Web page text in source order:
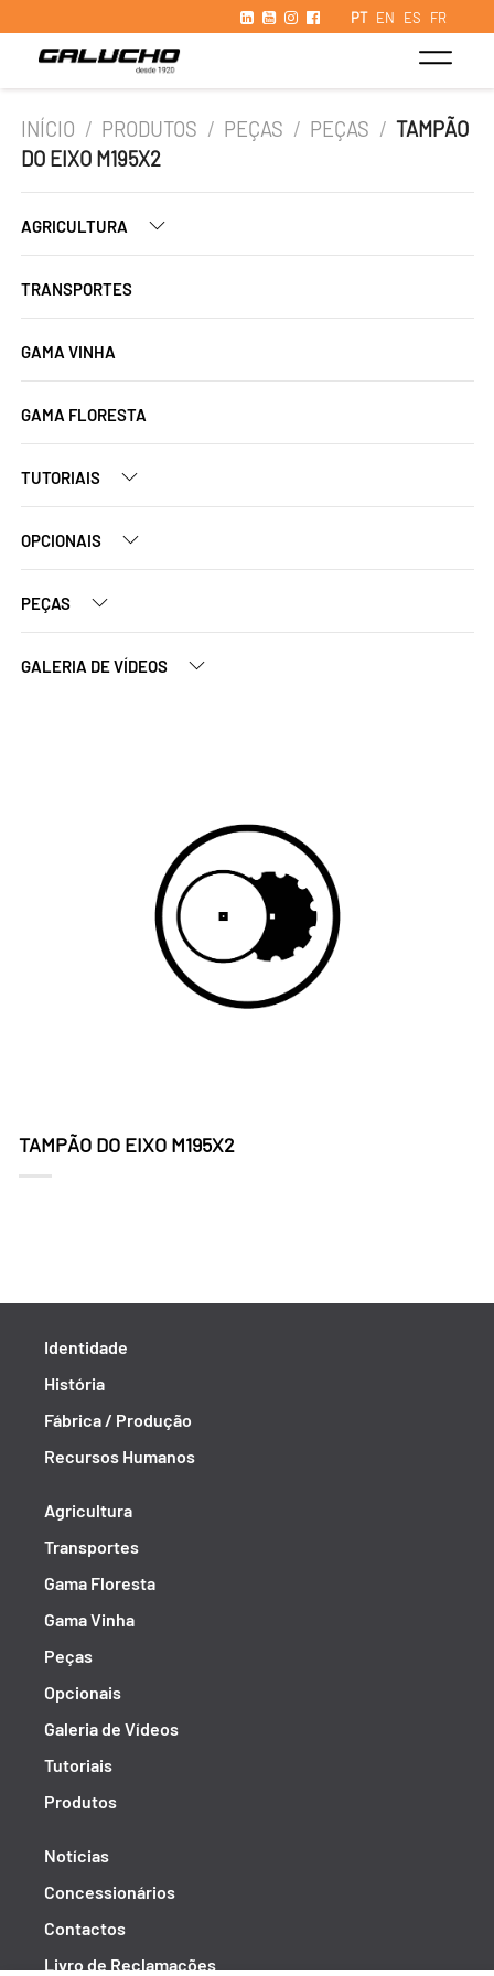
PT EN ES FR
INÍCIO / PRODUTOS / PEÇAS / PEÇAS / TAMPÃO
DO EIXO M195X2
AGRICULTURA
TRANSPORTES
GAMA VINHA
GAMA FLORESTA
TUTORIAIS
OPCIONAIS
PEÇAS
GALERIA DE VÍDEOS
TAMPÃO DO EIXO M195X2
Identidade
História
Fábrica / Produção
Recursos Humanos
Agricultura
Transportes
Gama Floresta
Gama Vinha
Peças
Opcionais
Galeria de Vídeos
Tutoriais
Produtos
Notícias
Concessionários
Contactos
Livro de Reclamações